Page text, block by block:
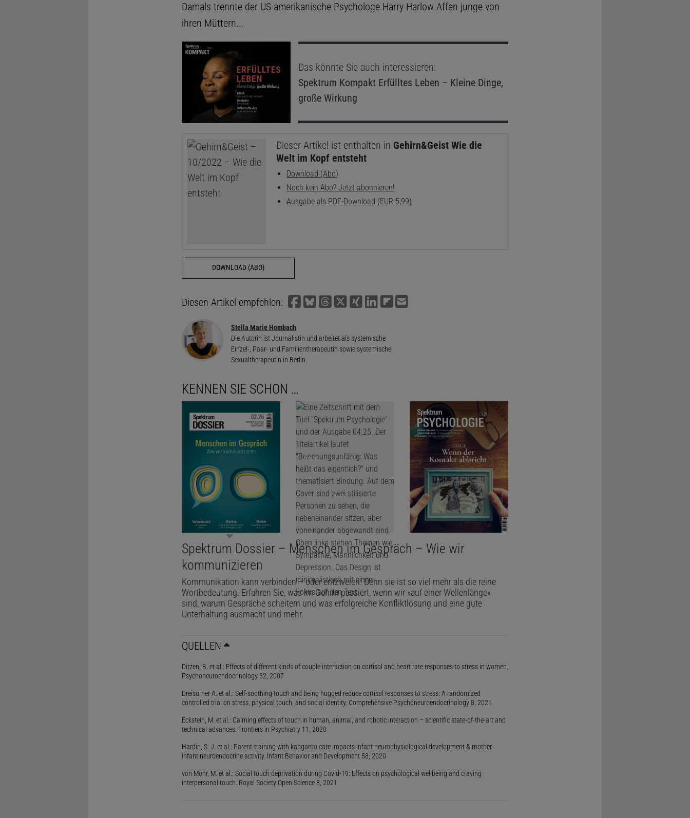
Damals trennte der US-amerikanische Psychologe Harry Harlow Affen junge von
ihren Müttern...
Das könnte Sie auch interessieren:
Spektrum Kompakt Erfülltes Leben – Kleine Dinge,
große Wirkung
Dieser Artikel ist enthalten in Gehirn&Geist Wie die
Welt im Kopf entsteht
Download (Abo)
Noch kein Abo? Jetzt abonnieren!
Ausgabe als PDF-Download (EUR 5,99)
DOWNLOAD (ABO)
Diesen Artikel empfehlen:
Stella Marie Hombach
Die Autorin ist Journalistin und arbeitet als systemische
Einzel-, Paar- und Familientherapeutin sowie systemische
Sexualtherapeutin in Berlin.
KENNEN SIE SCHON …
Spektrum Dossier – Menschen im Gespräch – Wie wir
kommunizieren
Kommunikation kann verbinden – oder entzweien. Denn sie ist so viel mehr als die reine
Wortbedeutung. Erfahren Sie, was im Gehirn passiert, wenn wir »auf einer Wellenlänge«
sind, warum Gespräche scheitern und was erfolgreiche Konfliktlösung und eine gute
Unterhaltung ausmacht und mehr.
QUELLEN
Ditzen, B. et al.: Effects of different kinds of couple interaction on cortisol and heart rate responses to stress in women.
Psychoneuroendocrinology 32, 2007
Dreisörner A. et al.: Self-soothing touch and being hugged reduce cortisol responses to stress: A randomized
controlled trial on stress, physical touch, and social identity. Comprehensive Psychoneuroendocrinology 8, 2021
Eckstein, M. et al.: Calming effects of touch in human, animal, and robotic interaction – scientific state-of-the-art and
technical advances. Frontiers in Psychiatry 11, 2020
Hardin, S. J. et al.: Parent-training with kangaroo care impacts infant neurophysiological development & mother-
infant neuroendocrine activity. Infant Behavior and Development 58, 2020
von Mohr, M. et al.: Social touch deprivation during Covid-19: Effects on psychological wellbeing and craving
interpersonal touch. Royal Society Open Science 8, 2021